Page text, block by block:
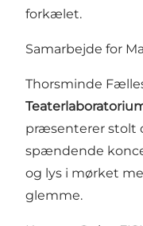
forkælet.
Samarbejde for
Thorsminde
præsenterer stolt
spændende
og lys i mørket
glemme.